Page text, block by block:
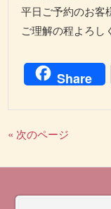
平日ご予約のお客
ご理解の程よろし
Share
« 次のページ